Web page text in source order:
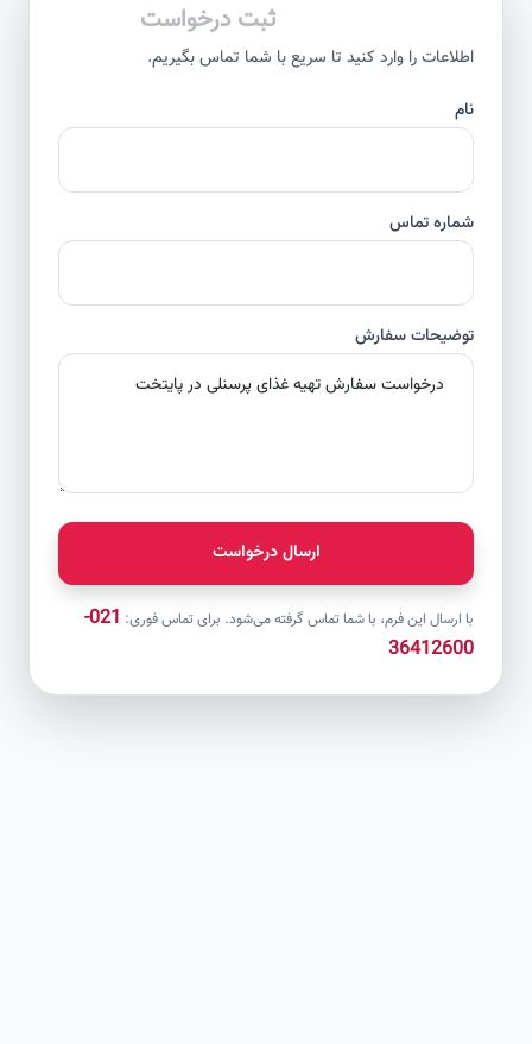
ثبت درخواست
اطلاعات را وارد کنید تا سریع با شما تماس بگیریم.
شماره تماس
توضیحات سفارش
ارسال درخواست
با ارسال این فرم، با شما تماس گرفته می‌شود. برای تماس فوری:
021-
36412600